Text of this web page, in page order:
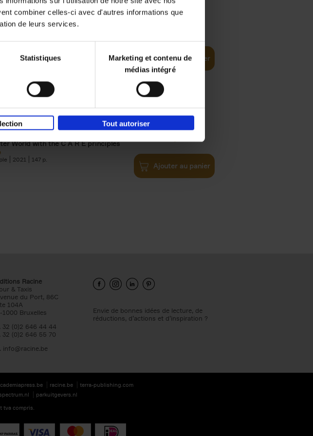
combiner celles-ci avec d'autres informations que
de leurs services.
Statistiques
Marketing et contenu de
médias intégré
Tout autoriser
= Building Business
Ajouter au panier
Brand Care?
World with the C A R E principles
2021 147
€34,99
Ajouter au panier
Racine
& Taxis
du Port, 86C
104A
1000 Bruxelles
32 (0)2 646 44 44
32 (0)2 646 55 70
info@racine.be
Envie de bonnes idées de lecture, de
réductions, d’actions et d’inspiration ?
racine.be
terra-publishing.com
parkuitgevers.nl
tva compris.